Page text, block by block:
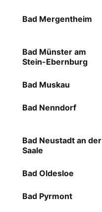
Bad Mergentheim
Bad Münster am
Stein-Ebernburg
Bad Muskau
Bad Nenndorf
Bad Neustadt an der
Saale
Bad Oldesloe
Bad Pyrmont